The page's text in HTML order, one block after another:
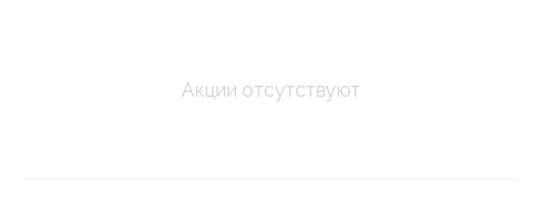
Акции отсутствуют